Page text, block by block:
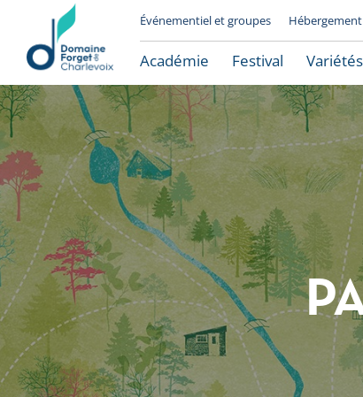
Le Domaine Forget
Événementiel et groupes Hébergement
Académie Festival Variétés